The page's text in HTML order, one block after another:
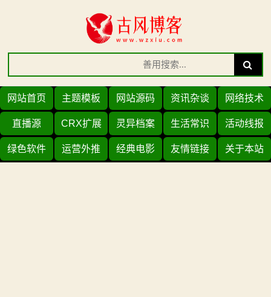
Search
for:
Search
网站首页 主题模板 网站源码 资讯杂谈 网络技术
直播源 CRX扩展 灵异档案 生活常识 活动线报
绿色软件 运营外推 经典电影 友情链接 关于本站